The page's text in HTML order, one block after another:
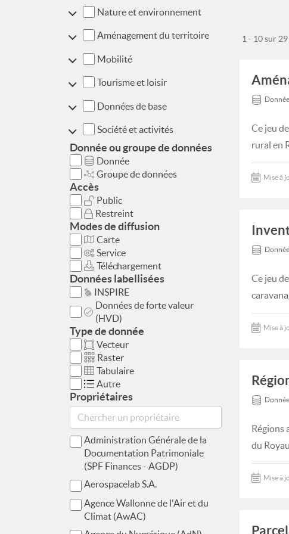
Nature et environnement
Aménagement du territoire
Mobilité
Tourisme et loisir
Données de base
Société et activités
Donnée ou groupe de données
Donnée
Groupe de données
Accès
Public
Restreint
Modes de diffusion
Carte
Service
Téléchargement
Données labellisées
INSPIRE
Données de forte valeur
(HVD)
Type de donnée
Vecteur
Raster
Tabulaire
Autre
Propriétaires
Administration Générale de la
Documentation Patrimoniale
(SPF Finances - AGDP)
Aerospacelab S.A.
Agence Wallonne de l'Air et du
Climat (AwAC)
1 - 10 sur
Donnée
Ce jeu
rural en
Mise à
Donnée
Ce jeu
Mise à
Donnée
Régions
du
Mise à